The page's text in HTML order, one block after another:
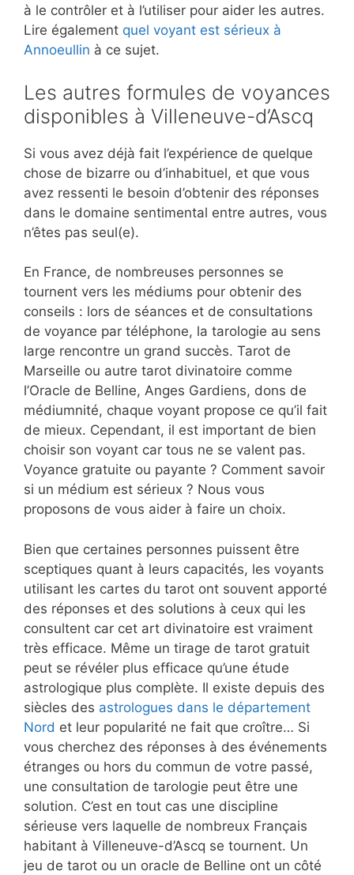
à le contrôler et à l’utiliser pour aider les autres.
Lire également quel voyant est sérieux à
Annoeullin à ce sujet.
Les autres formules de voyances
disponibles à Villeneuve-d’Ascq
Si vous avez déjà fait l’expérience de quelque
chose de bizarre ou d’inhabituel, et que vous
avez ressenti le besoin d’obtenir des réponses
dans le domaine sentimental entre autres, vous
n’êtes pas seul(e).
En France, de nombreuses personnes se
tournent vers les médiums pour obtenir des
conseils : lors de séances et de consultations
de voyance par téléphone, la tarologie au sens
large rencontre un grand succès. Tarot de
Marseille ou autre tarot divinatoire comme
l’Oracle de Belline, Anges Gardiens, dons de
médiumnité, chaque voyant propose ce qu’il fait
de mieux. Cependant, il est important de bien
choisir son voyant car tous ne se valent pas.
Voyance gratuite ou payante ? Comment savoir
si un médium est sérieux ? Nous vous
proposons de vous aider à faire un choix.
Bien que certaines personnes puissent être
sceptiques quant à leurs capacités, les voyants
utilisant les cartes du tarot ont souvent apporté
des réponses et des solutions à ceux qui les
consultent car cet art divinatoire est vraiment
très efficace. Même un tirage de tarot gratuit
peut se révéler plus efficace qu’une étude
astrologique plus complète. Il existe depuis des
siècles des astrologues dans le département
Nord et leur popularité ne fait que croître… Si
vous cherchez des réponses à des événements
étranges ou hors du commun de votre passé,
une consultation de tarologie peut être une
solution. C’est en tout cas une discipline
sérieuse vers laquelle de nombreux Français
habitant à Villeneuve-d’Ascq se tournent. Un
jeu de tarot ou un oracle de Belline ont un côté